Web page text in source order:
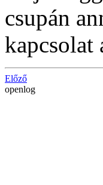
csupán
kapcsolat
Előző
openlog